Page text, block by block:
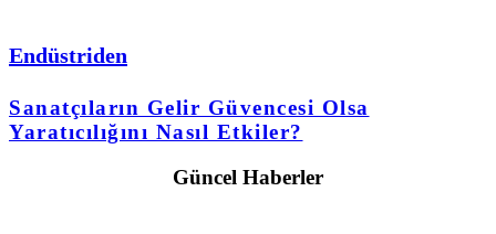
Endüstriden
Sanatçıların Gelir Güvencesi Olsa
Yaratıcılığını Nasıl Etkiler?
Güncel Haberler